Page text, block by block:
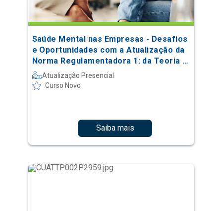
Saúde Mental nas Empresas - Desafios
e Oportunidades com a Atualização da
Norma Regulamentadora 1: da Teoria à
Prática
Atualização Presencial
Curso Novo
Saiba mais